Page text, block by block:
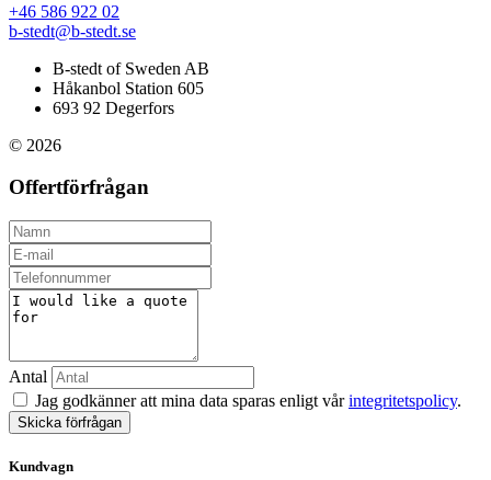
+46 586 922 02
b-stedt@b-stedt.se
B-stedt of Sweden AB
Håkanbol Station 605
693 92 Degerfors
© 2026
Offertförfrågan
Antal
Jag godkänner att mina data sparas enligt vårintegritetspolicy.
Skicka förfrågan
Kundvagn